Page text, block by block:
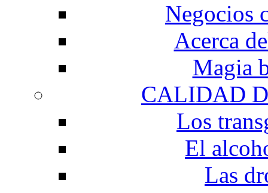
Negocios
Acerca
Magia
CALIDAD
Los
El
Las